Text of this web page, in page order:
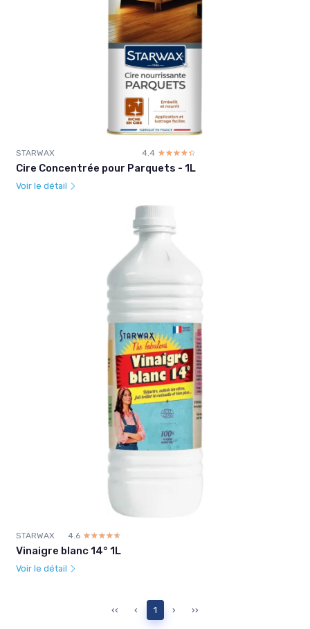
STARWAX 4.4 ☆☆☆☆☆
★★★★★
Cire Concentrée pour Parquets - 1L
Voir le détail
STARWAX 4.6 ☆☆☆☆☆
★★★★★
Vinaigre blanc 14° 1L
Voir le détail
‹‹ ‹ 1 › ››